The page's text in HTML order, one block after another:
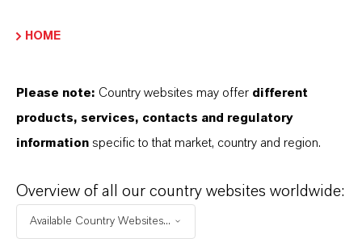
HOME
Please note: Country websites may offer different
products, services, contacts and regulatory
information specific to that market, country and region.
Overview of all our country websites worldwide:
Available Country Websites...